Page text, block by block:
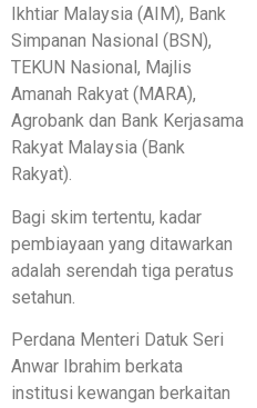
Ikhtiar Malaysia (AIM), Bank
Simpanan Nasional (BSN),
TEKUN Nasional, Majlis
Amanah Rakyat (MARA),
Agrobank dan Bank Kerjasama
Rakyat Malaysia (Bank
Rakyat).
Bagi skim tertentu, kadar
pembiayaan yang ditawarkan
adalah serendah tiga peratus
setahun.
Perdana Menteri Datuk Seri
Anwar Ibrahim berkata
institusi kewangan berkaitan